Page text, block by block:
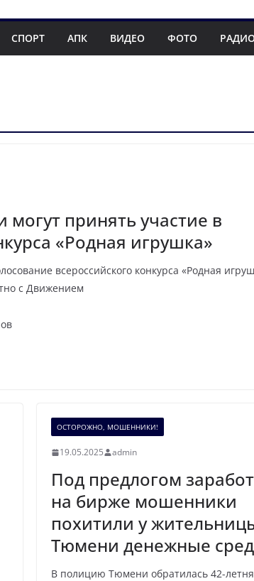
СПОРТ АПК ВИДЕО ФОТО
принять участие в
«Родная игрушка»
всероссийского конкурса «Родная
с Движением
ОСТОРОЖНО, МОШЕННИКИ!
19.05.2025 admin
Под предлогом
на бирже мошенники
похитили у
Тюмени денежные
В полицию Тюмени обратилась 42-